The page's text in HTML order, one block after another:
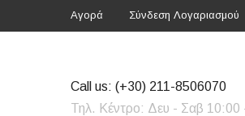
Αγορά Σύνδεση Λογαριασμού
Call us: (+30) 211-8506070
Τηλ. Κέντρο: Δευ - Σαβ 10:00